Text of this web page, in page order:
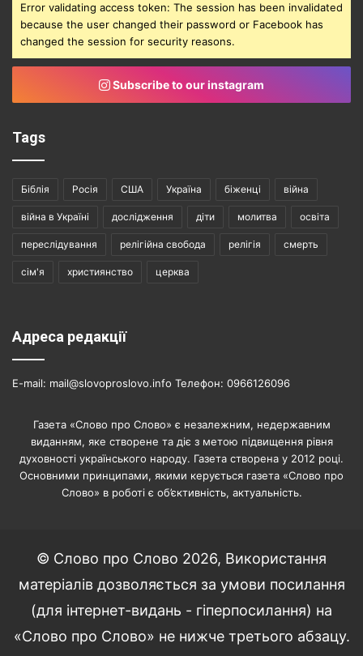
Error validating access token: The session has been invalidated
because the user changed their password or Facebook has
changed the session for security reasons.
Subscribe to our instagram
Tags
Біблія Росія США Україна біженці війна
війна в Україні дослідження діти молитва освіта
переслідування релігійна свобода релігія смерть
сім'я християнство церква
Адреса редакції
E-mail: mail@slovoproslovo.info Телефон: 0966126096
Газета «Слово про Слово» є незалежним, недержавним
виданням, яке створене та діє з метою підвищення рівня
духовності українського народу. Газета створена у 2012 році.
Основними принципами, якими керується газета «Слово про
Слово» в роботі є об’єктивність, актуальність.
© Слово про Слово 2026, Використання
матеріалів дозволяється за умови посилання
(для інтернет-видань - гіперпосилання) на
«Слово про Слово» не нижче третього абзацу.